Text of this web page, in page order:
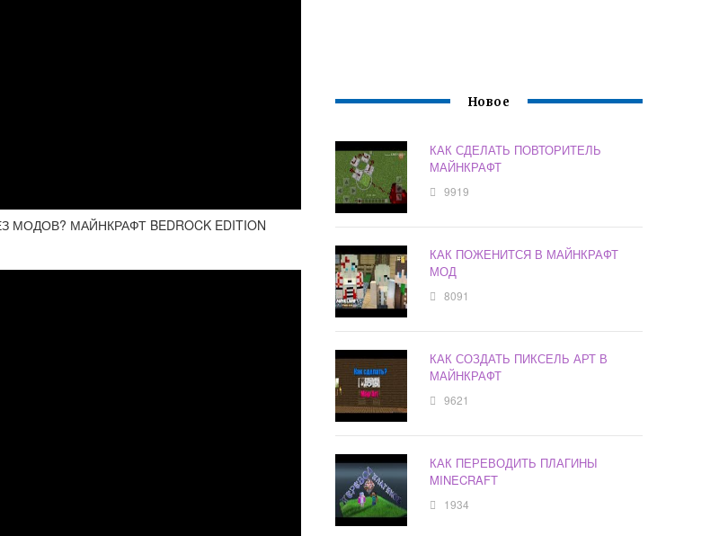
МАЙНКРАФТ BEDROCK EDITION
Новое
КАК СДЕЛАТЬ ПОВТОРИТЕЛЬ
МАЙНКРАФТ
9919
КАК ПОЖЕНИТСЯ В МАЙНКРАФТ
МОД
8091
КАК СОЗДАТЬ ПИКСЕЛЬ АРТ В
МАЙНКРАФТ
9621
КАК ПЕРЕВОДИТЬ ПЛАГИНЫ
MINECRAFT
1934